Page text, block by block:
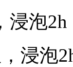
浸泡2h
浸泡